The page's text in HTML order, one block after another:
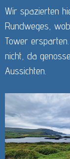
Wir spazierten
Rundweges,
Tower
nicht, da
Aussichten.